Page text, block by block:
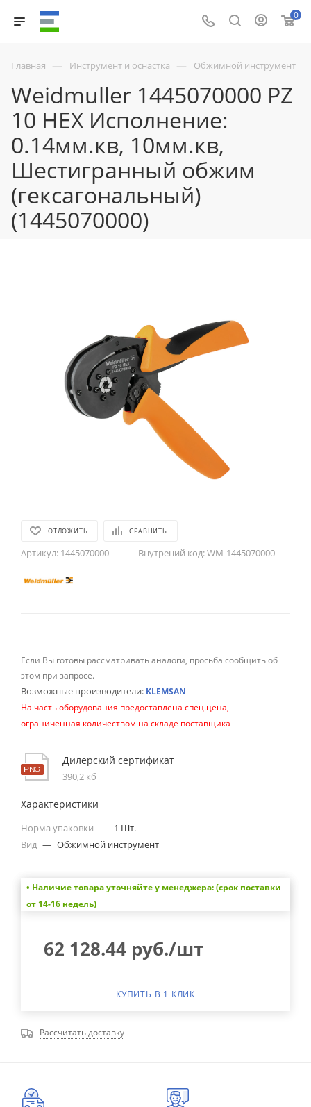
0
Главная — Инструмент и оснастка — Обжимной инструмент
Weidmuller 1445070000 PZ
10 HEX Исполнение:
0.14мм.кв, 10мм.кв,
Шестигранный обжим
(гексагональный)
(1445070000)
ОТЛОЖИТЬ СРАВНИТЬ
Артикул: 1445070000 Внутрений код:WM-1445070000
Если Вы готовы рассматривать аналоги, просьба сообщить об
этом при запросе.
Возможные производители: KLEMSAN
На часть оборудования предоставлена спец.цена,
ограниченная количеством на складе поставщика
Дилерский сертификат
390,2 кб
Характеристики
Норма упаковки — 1 Шт.
Вид — Обжимной инструмент
• Наличие товара уточняйте у менеджера: (срок поставки
от 14-16 недель)
62 128.44 руб./шт
КУПИТЬ В 1 КЛИК
Рассчитать доставку